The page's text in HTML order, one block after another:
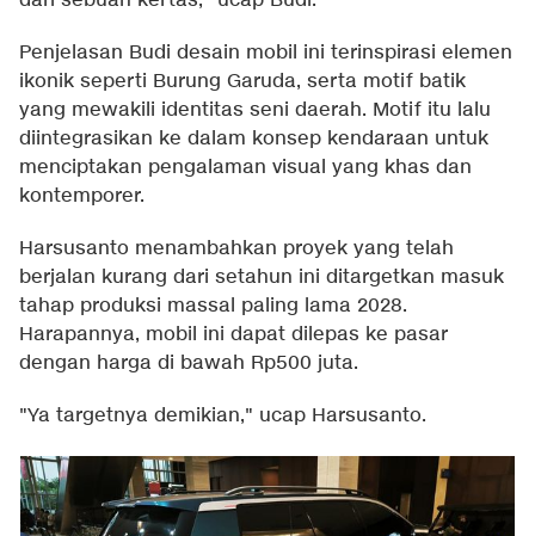
Penjelasan Budi desain mobil ini terinspirasi elemen
ikonik seperti Burung Garuda, serta motif batik
yang mewakili identitas seni daerah. Motif itu lalu
diintegrasikan ke dalam konsep kendaraan untuk
menciptakan pengalaman visual yang khas dan
kontemporer.
Harsusanto menambahkan proyek yang telah
berjalan kurang dari setahun ini ditargetkan masuk
tahap produksi massal paling lama 2028.
Harapannya, mobil ini dapat dilepas ke pasar
dengan harga di bawah Rp500 juta.
"Ya targetnya demikian," ucap Harsusanto.